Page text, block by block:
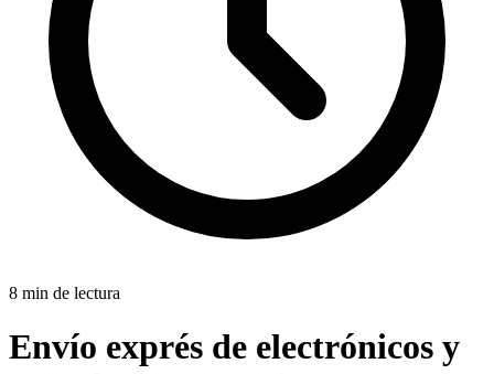
8 min de lectura
Envío exprés de electrónicos y